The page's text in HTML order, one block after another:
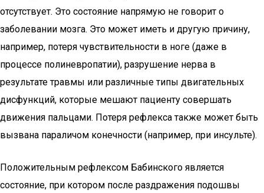
отсутствует. Это состояние напрямую не говорит о
заболевании мозга. Это может иметь и другую причину,
например, потеря чувствительности в ноге (даже в
процессе полиневропатии), разрушение нерва в
результате травмы или различные типы двигательных
дисфункций, которые мешают пациенту совершать
движения пальцами. Потеря рефлекса также может быть
вызвана параличом конечности (например, при инсульте).
Положительным рефлексом Бабинского является
состояние, при котором после раздражения подошвы